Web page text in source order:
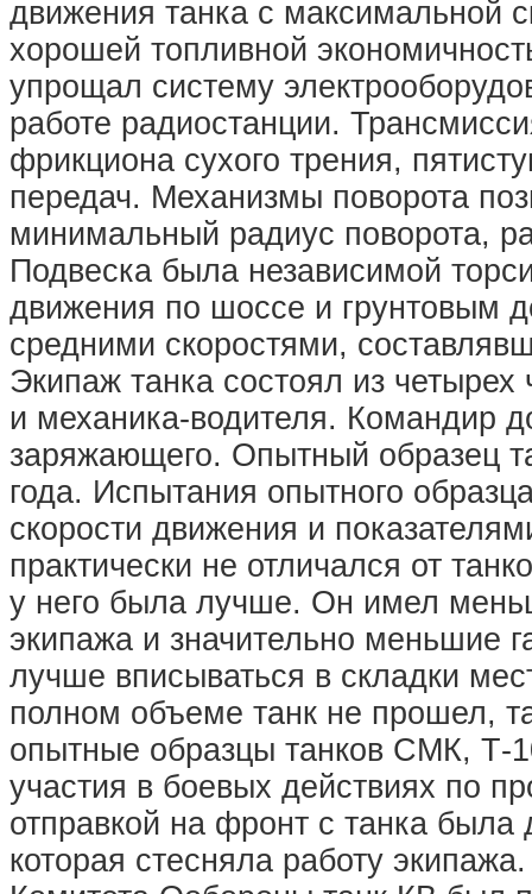
движения танка с максимальной
хорошей топливной
упрощал систему
работе радиостанции.
фрикциона сухого трения,
передач. Механизмы поворота
минимальный радиус поворота,
Подвеска была независимой
движения по шоссе и грунтовым
средними скоростями,
Экипаж танка состоял из
и механика-водителя. Командир
заряжающего. Опытный образец
года. Испытания опытного
скорости движения и
практически не отличался от
у него была лучше. Он имел
экипажа и значительно меньшие
лучше вписываться в складки
полном объеме танк не прошел,
опытные образцы танков СМК, Т-
участия в боевых действиях по
отправкой на фронт с танка
которая стесняла работу